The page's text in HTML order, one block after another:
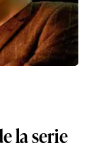
la serie